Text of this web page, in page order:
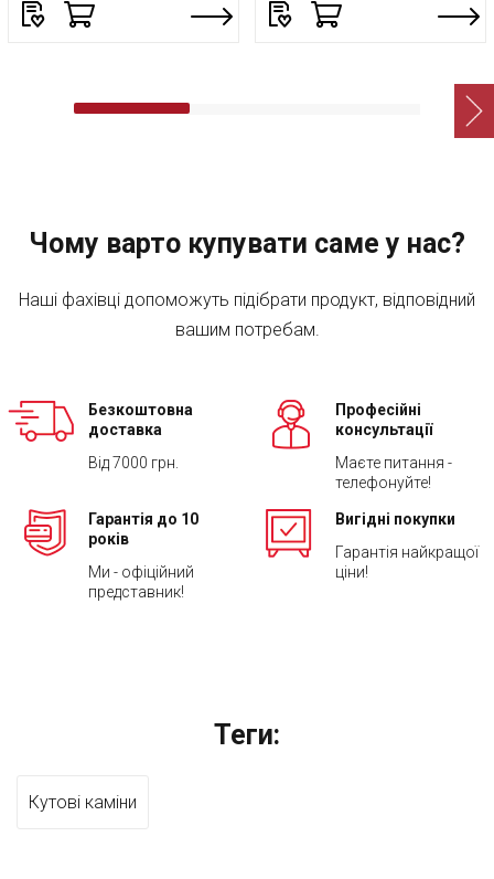
Чому варто купувати саме у нас?
Наші фахівці допоможуть підібрати продукт, відповідний
вашим потребам.
Безкоштовна
доставка
Від 7000 грн.
Професійні
консультації
Маєте питання -
телефонуйте!
Гарантія до 10
років
Ми - офіційний
представник!
Вигідні покупки
Гарантія найкращої
ціни!
Теги:
Кутові каміни